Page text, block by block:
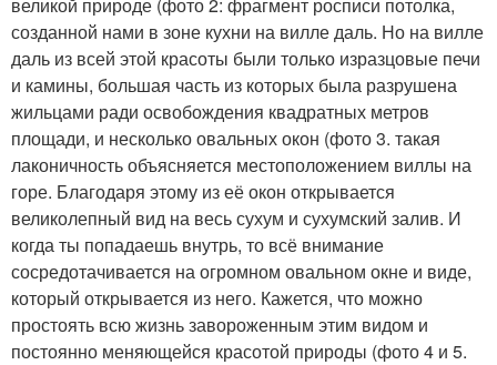
созданной нами в зоне кухни на вилле даль. Но на вилле
даль из всей этой красоты были только изразцовые печи
и камины, большая часть из которых была разрушена
жильцами ради освобождения квадратных метров
площади, и несколько овальных окон (фото 3. такая
лаконичность объясняется местоположением виллы на
горе. Благодаря этому из её окон открывается
великолепный вид на весь сухум и сухумский залив. И
когда ты попадаешь внутрь, то всё внимание
сосредотачивается на огромном овальном окне и виде,
который открывается из него. Кажется, что можно
простоять всю жизнь завороженным этим видом и
постоянно меняющейся красотой природы (фото 4 и 5.